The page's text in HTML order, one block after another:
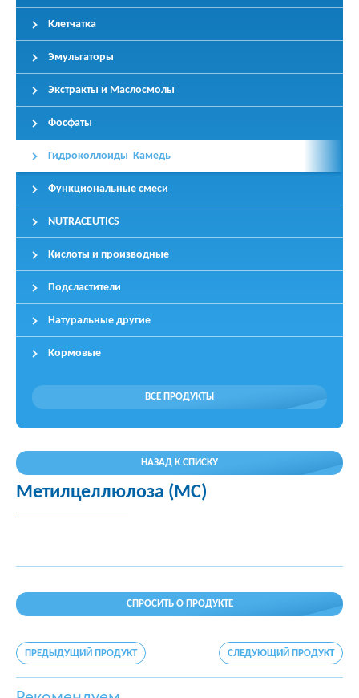
Клетчатка
Эмульгаторы
Экстракты и Маслосмолы
Фосфаты
Гидроколлоиды Камедь
Функциональные смеси
NUTRACEUTICS
Кислоты и производные
Подсластители
Натуральные другие
Кормовые
ВСЕ ПРОДУКТЫ
НАЗАД К СПИСКУ
Метилцеллюлоза (MC)
СПРОСИТЬ О ПРОДУКТЕ
ПРЕДЫДУЩИЙ ПРОДУКТ СЛЕДУЮЩИЙ ПРОДУКТ